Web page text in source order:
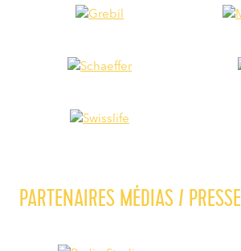
PARTENAIRES MÉDIAS / PRESSE